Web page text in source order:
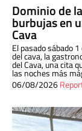
Dominio de
burbujas en
Cava
El pasado sábado
del cava, la
del Cava, una cita
las noches más
06/08/2026